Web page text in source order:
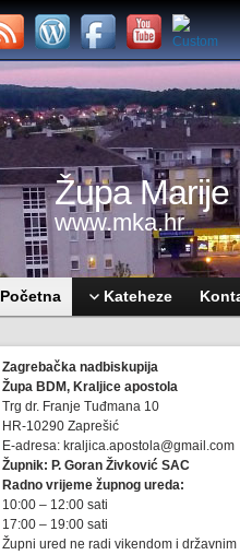
Župa Marije
www.mka.hr
Početna Kateheze
Zagrebačka nadbiskupija
Župa BDM, Kraljice apostola
Trg dr. Franje Tuđmana 10
HR-10290 Zaprešić
E-adresa: kraljica.apostola@gmail.com
Župnik: P. Goran Živković SAC
Radno vrijeme župnog ureda:
10:00 – 12:00 sati
17:00 – 19:00 sati
Župni ured ne radi vikendom i državnim